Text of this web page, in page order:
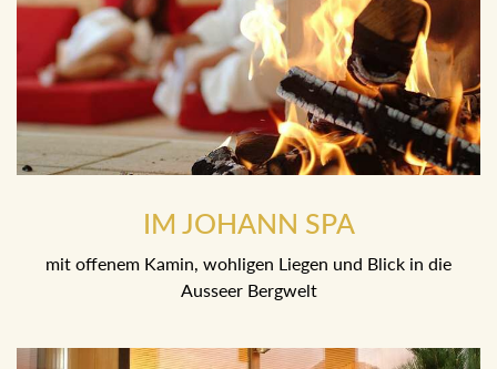
mit offenem Kamin, wohligen Liegen und Blick in die Ausseer
Bergwelt